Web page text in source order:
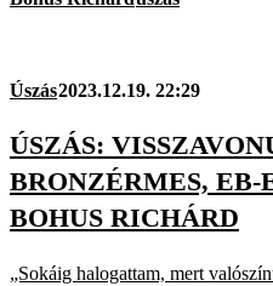
Úszás2023.12.19. 22:29
ÚSZÁS:
BRONZÉRMES, EB-
BOHUS RICHÁRD
„Sokáig halogattam, mert